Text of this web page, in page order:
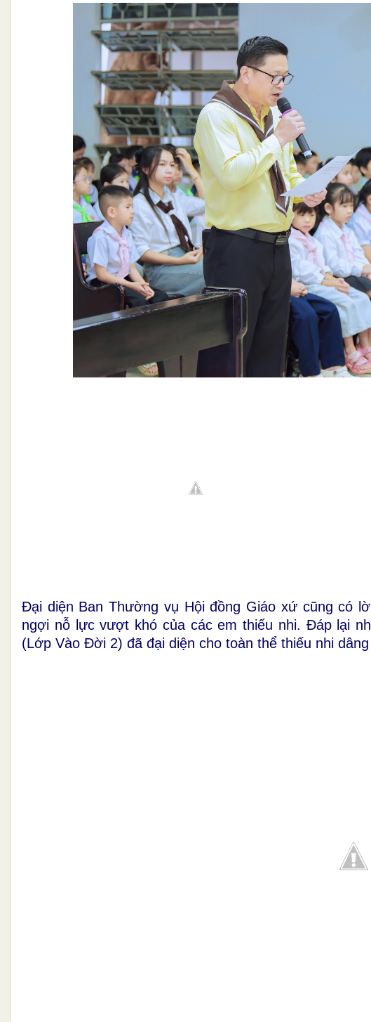
Đại diện Ban Thường vụ Hội đồng Giáo xứ cũng có
ngợi nỗ lực vượt khó của các em thiếu nhi. Đáp lại
(Lớp Vào Đời 2) đã đại diện cho toàn thể thiếu nhi